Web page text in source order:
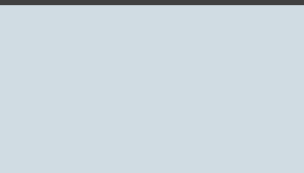
Junta directiva
Publicaciones